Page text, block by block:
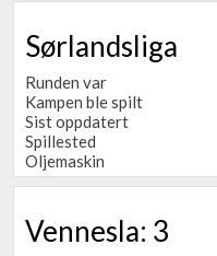
Sørlandsliga
Runden var
Kampen ble spilt
Sist oppdatert
Spillested
Oljemaskin
Vennesla: 3